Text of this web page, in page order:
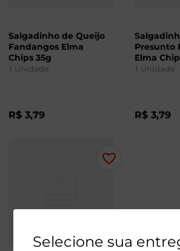
Salgadinho de Queijo
Fandangos Elma
Chips 35g
1 Unidade
R$ 3,79
Presunto
Elma
1 Unidade
R$ 3,79
Selecione sua